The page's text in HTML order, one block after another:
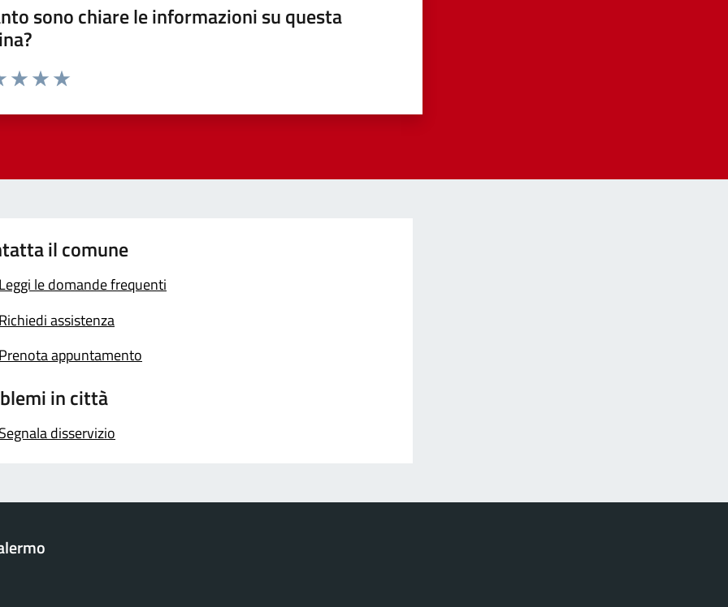
sono chiare le informazioni su questa
il comune
Leggi le domande frequenti
Richiedi assistenza
Prenota appuntamento
in città
Segnala disservizio